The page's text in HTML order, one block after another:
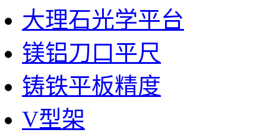
大理石光学平台
镁铝刀口平尺
铸铁平板精度
V型架